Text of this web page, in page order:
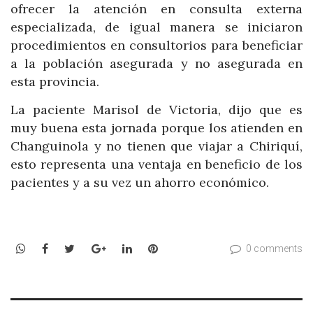
ofrecer la atención en consulta externa
especializada, de igual manera se iniciaron
procedimientos en consultorios para beneficiar
a la población asegurada y no asegurada en
esta provincia.
La paciente Marisol de Victoria, dijo que es
muy buena esta jornada porque los atienden en
Changuinola y no tienen que viajar a Chiriquí,
esto representa una ventaja en beneficio de los
pacientes y a su vez un ahorro económico.
WhatsApp
Facebook
TwitterGoogle+LinkedInPinterest 0 comments